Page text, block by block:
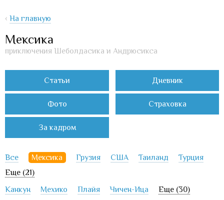
‹ На главную
Мексика
приключения Шеболдасика и Андрюсикса
Статьи Дневник
Фото Страховка
За кадром
Все Мексика Грузия США Таиланд
Турция
Еще (21)
Канкун
Мехико Плайя Чичен-Ица Еще (30)